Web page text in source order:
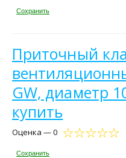
Сохранить
Приточный
GW, диаметр
купить
Оценка — 0
Сохранить